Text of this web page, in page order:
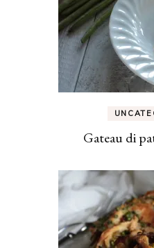
Gateau di